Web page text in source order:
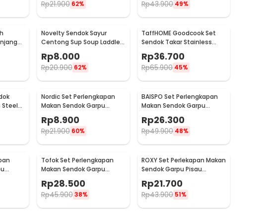
Rp21.900 62% Rp43.900 49%
Steel
Novelty Sendok Sayur
Centong Sup Soup Laddle
Wooden Spoon - RR-20
Rp8.000
Rp20.900 62%
TaffHOME Goodcook Set
Sendok Takar Stainless
Measuring Spoon 8 PCS -
167
Rp36.700
Rp65.900 45%
Steel
-
Nordic Set Perlengkapan
Makan Sendok Garpu
Stainless Steel Cutlery Set
- XS-B014
Rp8.900
Rp21.900 60%
BAISPO Set Perlengkapan
Makan Sendok Garpu
Sumpit Bambu Cutlery Set
Winding - EA025
Rp26.300
Rp49.900 48%
Swan
Tofok Set Perlengkapan
Makan Sendok Garpu
Sumpit Sedotan dengan
Pouch - T5
Rp28.500
Rp45.900 38%
ROXY Set Perlekapan Makan
Sendok Garpu Pisau
- C24
Rp21.700
Rp43.900 51%